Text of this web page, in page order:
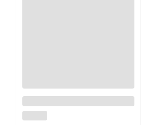
Moskitiera okienna na wymiar